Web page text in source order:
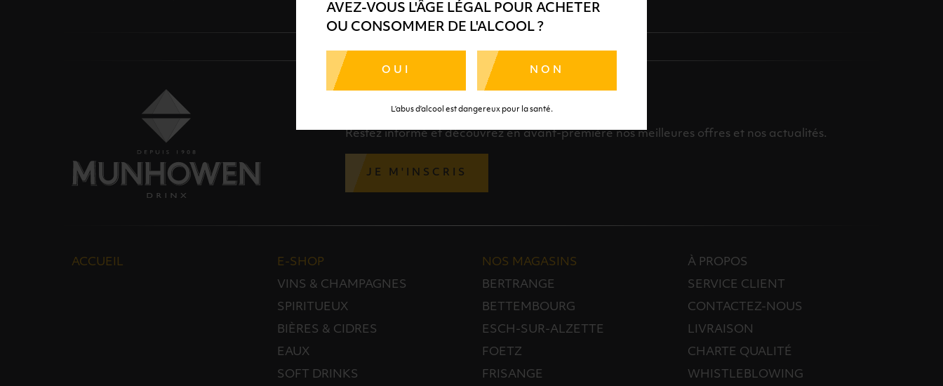
AVEZ-VOUS L'ÂGE LÉGAL POUR ACHETER
OU CONSOMMER DE L'ALCOOL ?
OUI NON
L’abus d’alcool est dangereux pour la santé.
Restez informé et découvrez en avant-première nos meilleures offres et nos actualités.
JE M'INSCRIS
ACCUEIL
E-SHOP
VINS & CHAMPAGNES
SPIRITUEUX
BIÈRES & CIDRES
EAUX
SOFT DRINKS
NOS MAGASINS
BERTRANGE
BETTEMBOURG
ESCH-SUR-ALZETTE
FOETZ
FRISANGE
À PROPOS
SERVICE CLIENT
CONTACTEZ-NOUS
LIVRAISON
CHARTE QUALITÉ
WHISTLEBLOWING